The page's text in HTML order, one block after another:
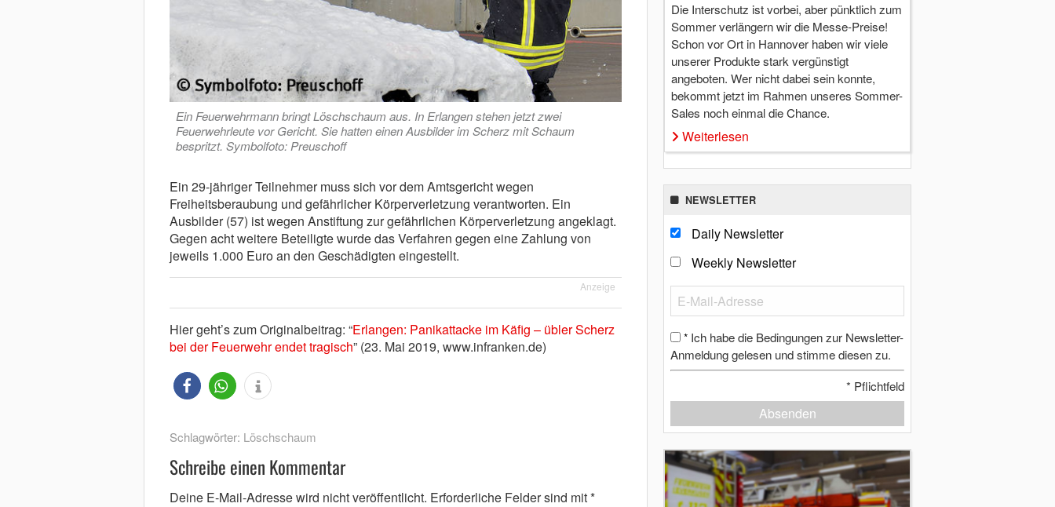
Ein Feuerwehrmann bringt Löschschaum aus. In Erlangen stehen jetzt zwei
Feuerwehrleute vor Gericht. Sie hatten einen Ausbilder im Scherz mit Schaum
bespritzt. Symbolfoto: Preuschoff
Ein 29-jähriger Teilnehmer muss sich vor dem Amtsgericht wegen
Freiheitsberaubung und gefährlicher Körperverletzung verantworten. Ein
Ausbilder (57) ist wegen Anstiftung zur gefährlichen Körperverletzung angeklagt.
Gegen acht weitere Beteiligte wurde das Verfahren gegen eine Zahlung von
jeweils 1.000 Euro an den Geschädigten eingestellt.
Anzeige
Hier geht’s zum Originalbeitrag: “Erlangen: Panikattacke im Käfig – übler Scherz
bei der Feuerwehr endet tragisch” (23. Mai 2019, www.infranken.de)
Schlagwörter: Löschschaum
Schreibe einen Kommentar
Deine E-Mail-Adresse wird nicht veröffentlicht. Erforderliche Felder sind mit*
Die Interschutz ist vorbei, aber pünktlich zum
Sommer verlängern wir die Messe-Preise!
Schon vor Ort in Hannover haben wir viele
unserer Produkte stark vergünstigt
angeboten. Wer nicht dabei sein konnte,
bekommt jetzt im Rahmen unseres Sommer-
Sales noch einmal die Chance.
Weiterlesen
NEWSLETTER
Daily Newsletter
Weekly Newsletter
* Ich habe die Bedingungen zur Newsletter-
Anmeldung gelesen und stimme diesen zu.
* Pflichtfeld
Absenden